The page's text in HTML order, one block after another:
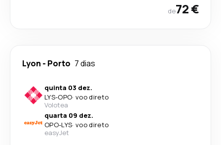
de72 €
Lyon - Porto 7 dias
quinta 03 dez.
LYS-OPO· voo direto
Volotea
quarta 09 dez.
OPO-LYS· voo direto
easyJet